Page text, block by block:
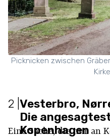
Picknicken zwischen
2 Vesterbro,
Die
Kopenhagen
Eine Sache, die mir an